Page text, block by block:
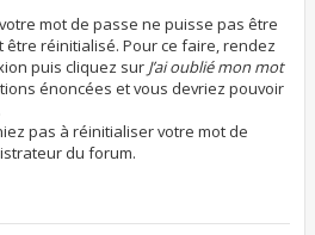
mot de passe ne puisse pas être
réinitialisé. Pour ce faire, rendez
puis cliquez sur J’ai oublié mon mot
énoncées et vous devriez pouvoir
pas à réinitialiser votre mot de
du forum.